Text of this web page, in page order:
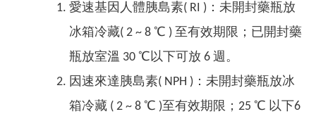
愛速基因人體胰島素( RI )：未開封藥瓶放
冰箱冷藏( 2 ~ 8 ℃ ) 至有效期限；已開封藥
瓶放室溫 30 ℃ 以下可放 6 週。
因速來達胰島素( NPH )：未開封藥瓶放冰
箱冷藏 ( 2 ~ 8 ℃ )至有效期限；25 ℃ 以下6